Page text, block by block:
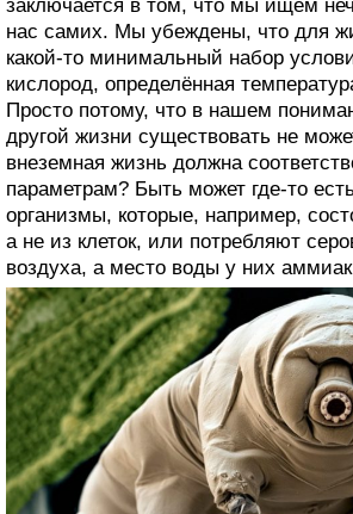
заключается в том, что мы ищем
нас самих. Мы убеждены, что для
какой-то минимальный набор
кислород, определённая
Просто потому, что в нашем
другой жизни существовать не
внеземная жизнь должна
параметрам? Быть может где-то
организмы, которые, например,
а не из клеток, или потребляют
воздуха, а место воды у них